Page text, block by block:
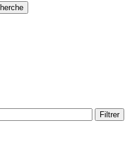
Filtrer